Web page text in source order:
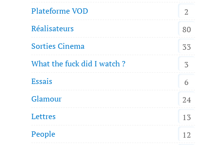
Plateforme VOD
2
Réalisateurs
80
Sorties Cinema
33
What the fuck did I watch ?
3
Essais
6
Glamour
24
Lettres
13
People
12